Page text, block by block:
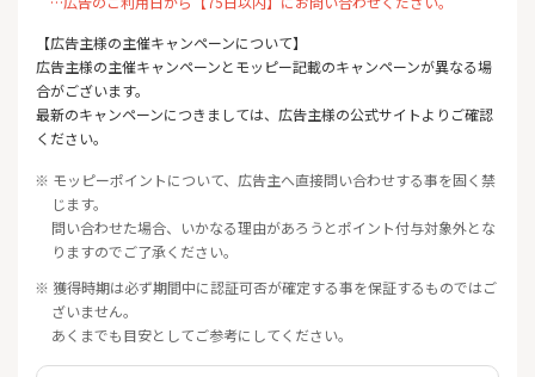
【広告主様の主催キャンペーンについて】
広告主様の主催キャンペーンとモッピー記載のキャンペーンが異なる場
合がございます。
最新のキャンペーンにつきましては、広告主様の公式サイトよりご確認
ください。
※ モッピーポイントについて、広告主へ直接問い合わせする事を固く禁
じます。
問い合わせた場合、いかなる理由があろうとポイント付与対象外とな
りますのでご了承ください。
※ 獲得時期は必ず期間中に認証可否が確定する事を保証するものではご
ざいません。
あくまでも目安としてご参考にしてください。